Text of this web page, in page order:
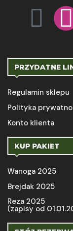
PRZYDATNE
Regulamin sklepu
Polityka
Konto klienta
KUP PAKIET
Wanoga 2025
Brejdak 2025
Reza 2025
(zapisy od